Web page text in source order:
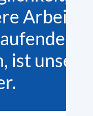
Arbeit
ist unser